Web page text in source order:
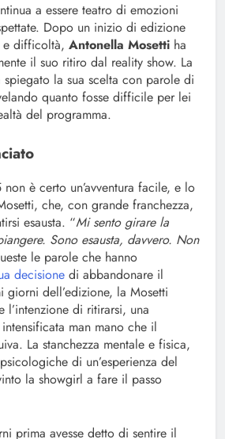
a essere teatro di emozioni
Dopo un inizio di edizione
e difficoltà, Antonella Mosetti ha
il suo ritiro dal reality show. La
la sua scelta con parole di
quanto fosse difficile per lei
del programma.
è certo un’avventura facile, e lo
che, con grande franchezza,
esausta. “Mi sento girare la
Sono esausta, davvero. Non
le parole che hanno
decisione di abbandonare il
dell’edizione, la Mosetti
l’intenzione di ritirarsi, una
man mano che il
La stanchezza mentale e fisica,
di un’esperienza del
la showgirl a fare il passo
prima avesse detto di sentire il